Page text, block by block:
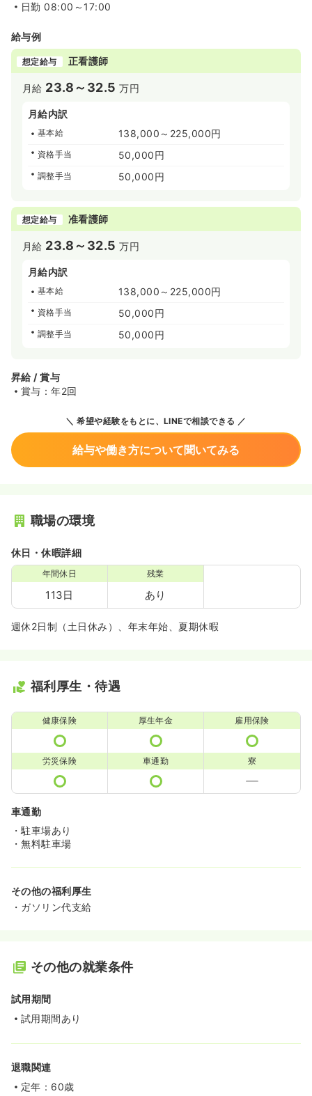
日勤 08:00～17:00
給与例
想定給与 正看護師
月給 23.8～32.5 万円
月給内訳
基本給 138,000～225,000円
資格手当 50,000円
調整手当 50,000円
想定給与 准看護師
月給 23.8～32.5 万円
月給内訳
基本給 138,000～225,000円
資格手当 50,000円
調整手当 50,000円
昇給 / 賞与
賞与：年2回
希望や経験をもとに、LINEで相談できる
給与や働き方について聞いてみる
職場の環境
休日・休暇詳細
年間休日
113日
残業
あり
週休2日制（土日休み）、年末年始、夏期休暇
福利厚生・待遇
健康保険 厚生年金 雇用保険
労災保険 車通勤 寮
車通勤
・駐車場あり
・無料駐車場
その他の福利厚生
・ガソリン代支給
その他の就業条件
試用期間
試用期間あり
退職関連
定年：60歳